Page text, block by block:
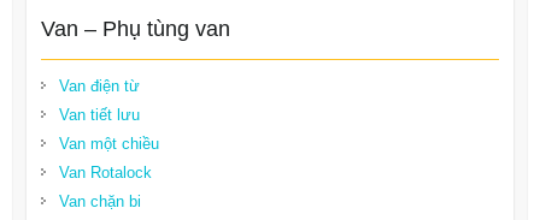
Van – Phụ tùng van
Van điện từ
Van tiết lưu
Van một chiều
Van Rotalock
Van chặn bi